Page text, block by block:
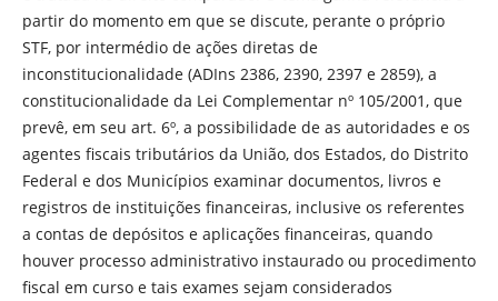
partir do momento em que se discute, perante o próprio
STF, por intermédio de ações diretas de
inconstitucionalidade (ADIns 2386, 2390, 2397 e 2859), a
constitucionalidade da Lei Complementar nº 105/2001, que
prevê, em seu art. 6º, a possibilidade de as autoridades e os
agentes fiscais tributários da União, dos Estados, do Distrito
Federal e dos Municípios examinar documentos, livros e
registros de instituições financeiras, inclusive os referentes
a contas de depósitos e aplicações financeiras, quando
houver processo administrativo instaurado ou procedimento
fiscal em curso e tais exames sejam considerados